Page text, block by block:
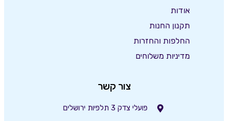
אודות
תקנון החנות
החלפות והחזרות
מדיניות משלוחים
צור קשר
פועלי צדק 3 תלפיות ירושלים